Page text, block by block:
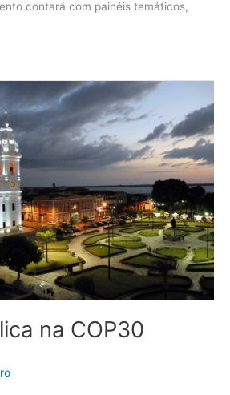
contará com painéis temáticos,
na COP30